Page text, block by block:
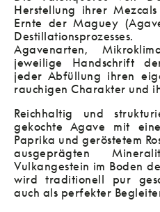
Herstellung ihrer
Ernte der Maguey
Agavenarten,
jeweilige Handschrift
jeder Abfüllung ihren
rauchigen Charakter und
Reichhaltig und
gekochte Agave mit
Paprika und geröstetem
ausgeprägten
Vulkangestein im Boden
wird traditionell pur
auch als perfekter